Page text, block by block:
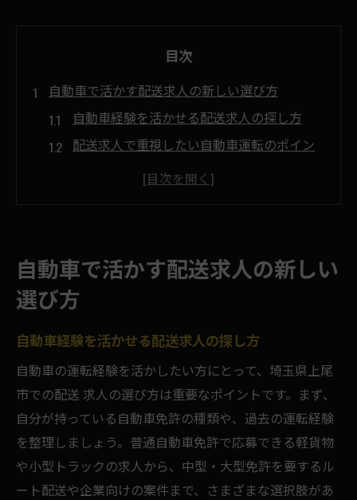
目次
自動車で活かす配送求人の新しい選び方
自動車経験を活かせる配送求人の探し方
配送求人で重視したい自動車運転のポイン
安定収入を目指すなら配送求人が有利
配送求人で安定収入を得るための条件
自動車配送求人が安定収入に強い理由
法
配送求人の給与体系と選び方のポイント
長期安定を実現する配送求人の魅力
働きやすさ重視の配送求人の見極め術
働きやすさで選ぶ配送求人のポイント
自動車で活かす配送求人の新しい
選び方
自動車経験を活かせる配送求人の探し方
自動車の運転経験を活かしたい方にとって、埼玉県上尾
市での配送 求人の選び方は重要なポイントです。まず、
自分が持っている自動車免許の種類や、過去の運転経験
を整理しましょう。普通自動車免許で応募できる軽貨物
や小型トラックの求人から、中型・大型免許を要するル
ート配送や企業向けの案件まで、さまざまな選択肢があ